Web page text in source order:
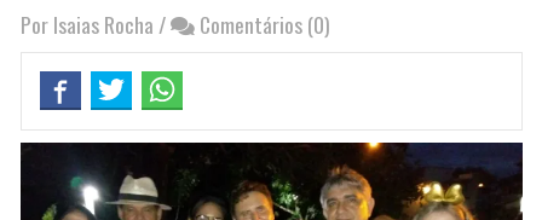
Por Isaias Rocha / Comentários (0)